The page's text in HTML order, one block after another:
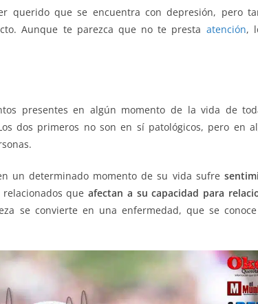
querido que se encuentra con depresión, pero
Aunque te parezca que no te presta atención,
presentes en algún momento de la vida de
dos primeros no son en sí patológicos, pero en
un determinado momento de su vida sufre
que afectan a su capacidad para
se convierte en una enfermedad, que se